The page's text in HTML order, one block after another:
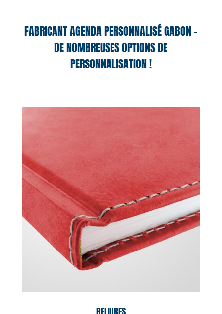
FABRICANT AGENDA PERSONNALISÉ GABON –
DE NOMBREUSES OPTIONS DE
PERSONNALISATION !
RELIURES